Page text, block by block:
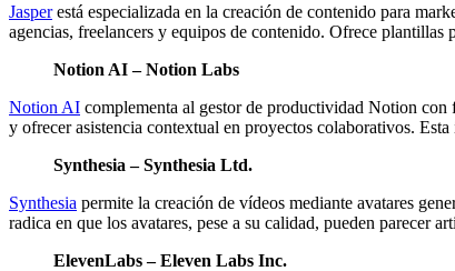
Jasperestá especializada en la creación de contenido para
agencias, freelancers y equipos de contenido. Ofrece plantillas
Notion AI – Notion Labs
Notion AI complementa al gestor de productividad Notion con
y ofrecer asistencia contextual en proyectos colaborativos.
Synthesia – Synthesia Ltd.
Synthesia permite la creación de vídeos mediante avatares
radica en que los avatares, pese a su calidad, pueden parecer
ElevenLabs – Eleven Labs Inc.